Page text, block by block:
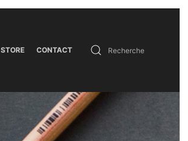
STORE CONTACT